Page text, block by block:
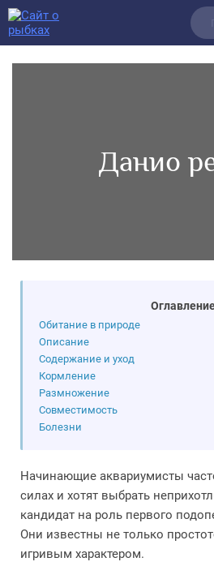
Данио
Обитание в природе
Описание
Содержание и уход
Кормление
Размножение
Совместимость
Болезни
Начинающие аквариумисты
силах и хотят выбрать
кандидат на роль первого
Они известны не только
игривым характером.